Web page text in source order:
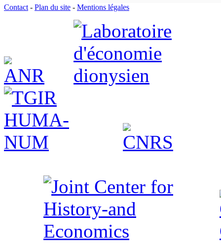
Contact- Plan du site - Mentions légales